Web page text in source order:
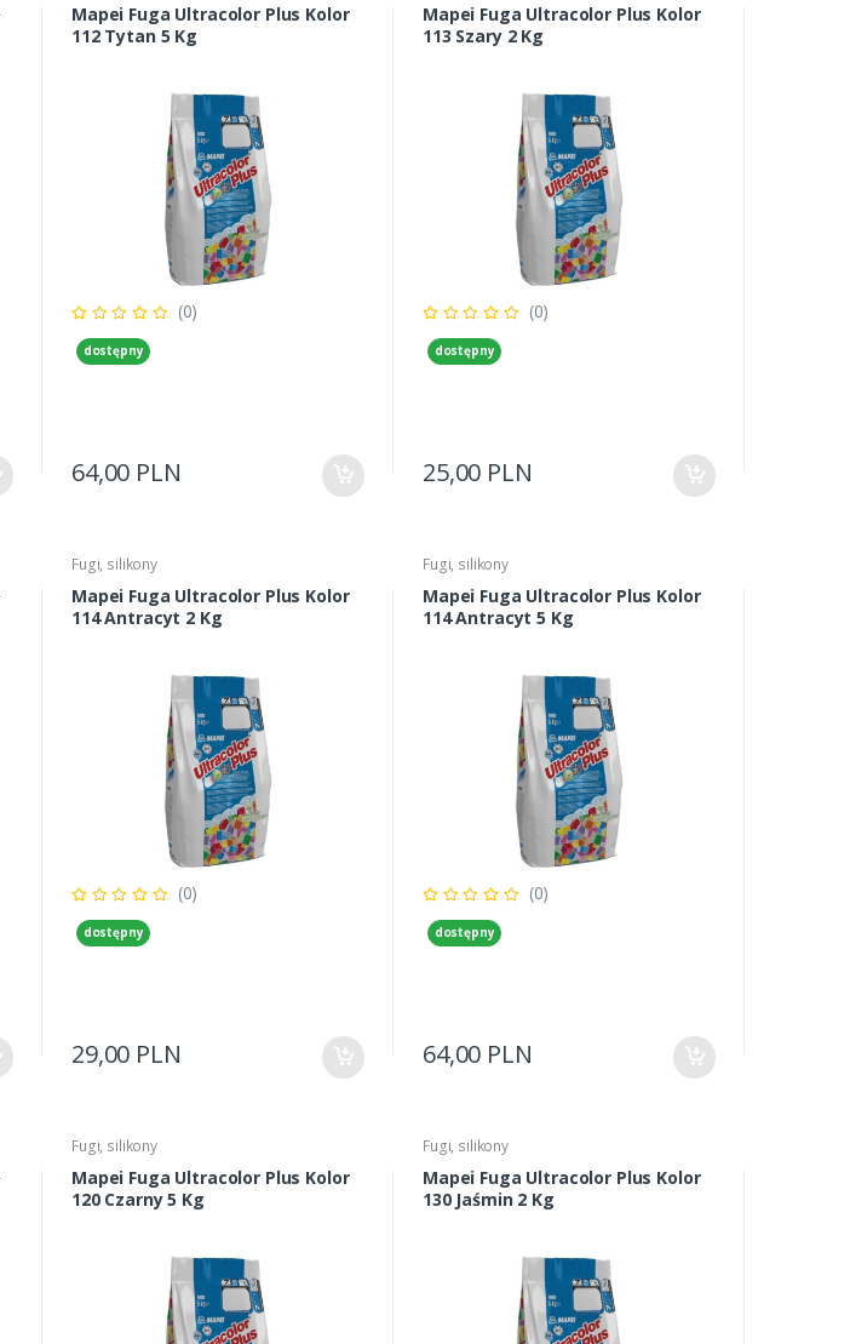
Mapei Fuga Ultracolor Plus Kolor
112 Tytan 5 Kg
(0)
dostępny
64,00 PLN
Mapei Fuga Ultracolor Plus Kolor
113 Szary 2 Kg
(0)
dostępny
25,00 PLN
Fugi, silikony
Mapei Fuga Ultracolor Plus Kolor
114 Antracyt 2 Kg
(0)
dostępny
29,00 PLN
Fugi, silikony
Mapei Fuga Ultracolor Plus Kolor
114 Antracyt 5 Kg
(0)
dostępny
64,00 PLN
Fugi, silikony
Mapei Fuga Ultracolor Plus Kolor
120 Czarny 5 Kg
Fugi, silikony
Mapei Fuga Ultracolor Plus Kolor
130 Jaśmin 2 Kg